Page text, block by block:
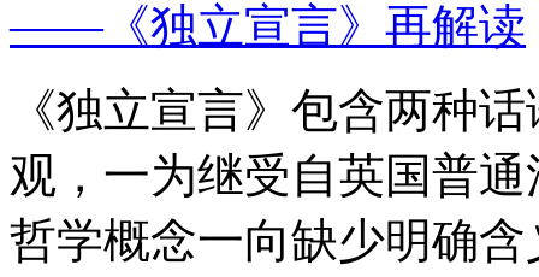
——《独立宣言》再解读
《独立宣言》包含两种
观，一为继受自英国普
哲学概念一向缺少明确